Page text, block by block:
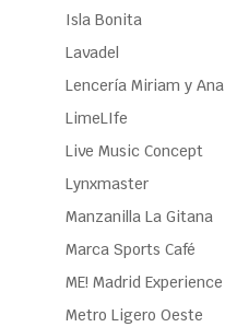
Isla Bonita
Lavadel
Lencería Miriam y Ana
LimeLIfe
Live Music Concept
Lynxmaster
Manzanilla La Gitana
Marca Sports Café
ME! Madrid Experience
Metro Ligero Oeste